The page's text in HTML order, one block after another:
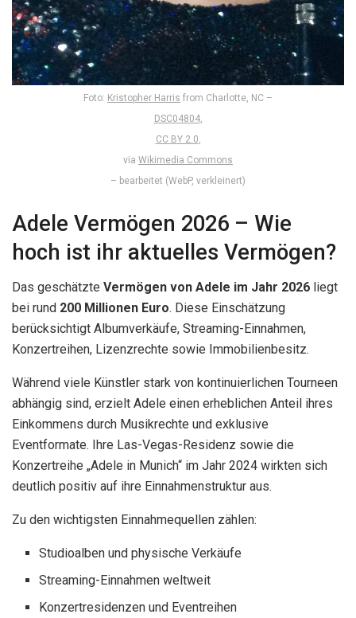
Foto: Kristopher Harris from Charlotte, NC –
DSC04804,
CC BY 2.0,
via Wikimedia Commons
– bearbeitet (WebP, verkleinert)
Adele Vermögen 2026 – Wie
hoch ist ihr aktuelles Vermögen?
Das geschätzte Vermögen von Adele im Jahr 2026 liegt
bei rund 200 Millionen Euro. Diese Einschätzung
berücksichtigt Albumverkäufe, Streaming-Einnahmen,
Konzertreihen, Lizenzrechte sowie Immobilienbesitz.
Während viele Künstler stark von kontinuierlichen Tourneen
abhängig sind, erzielt Adele einen erheblichen Anteil ihres
Einkommens durch Musikrechte und exklusive
Eventformate. Ihre Las-Vegas-Residenz sowie die
Konzertreihe „Adele in Munich“ im Jahr 2024 wirkten sich
deutlich positiv auf ihre Einnahmenstruktur aus.
Zu den wichtigsten Einnahmequellen zählen:
Studioalben und physische Verkäufe
Streaming-Einnahmen weltweit
Konzertresidenzen und Eventreihen